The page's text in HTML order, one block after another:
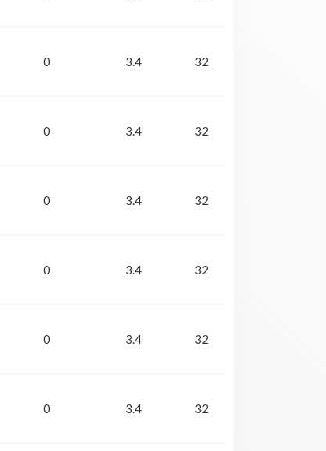
0 3.4 32
0 3.4 32
0 3.4 32
0 3.4 32
0 3.4 32
0 3.4 32